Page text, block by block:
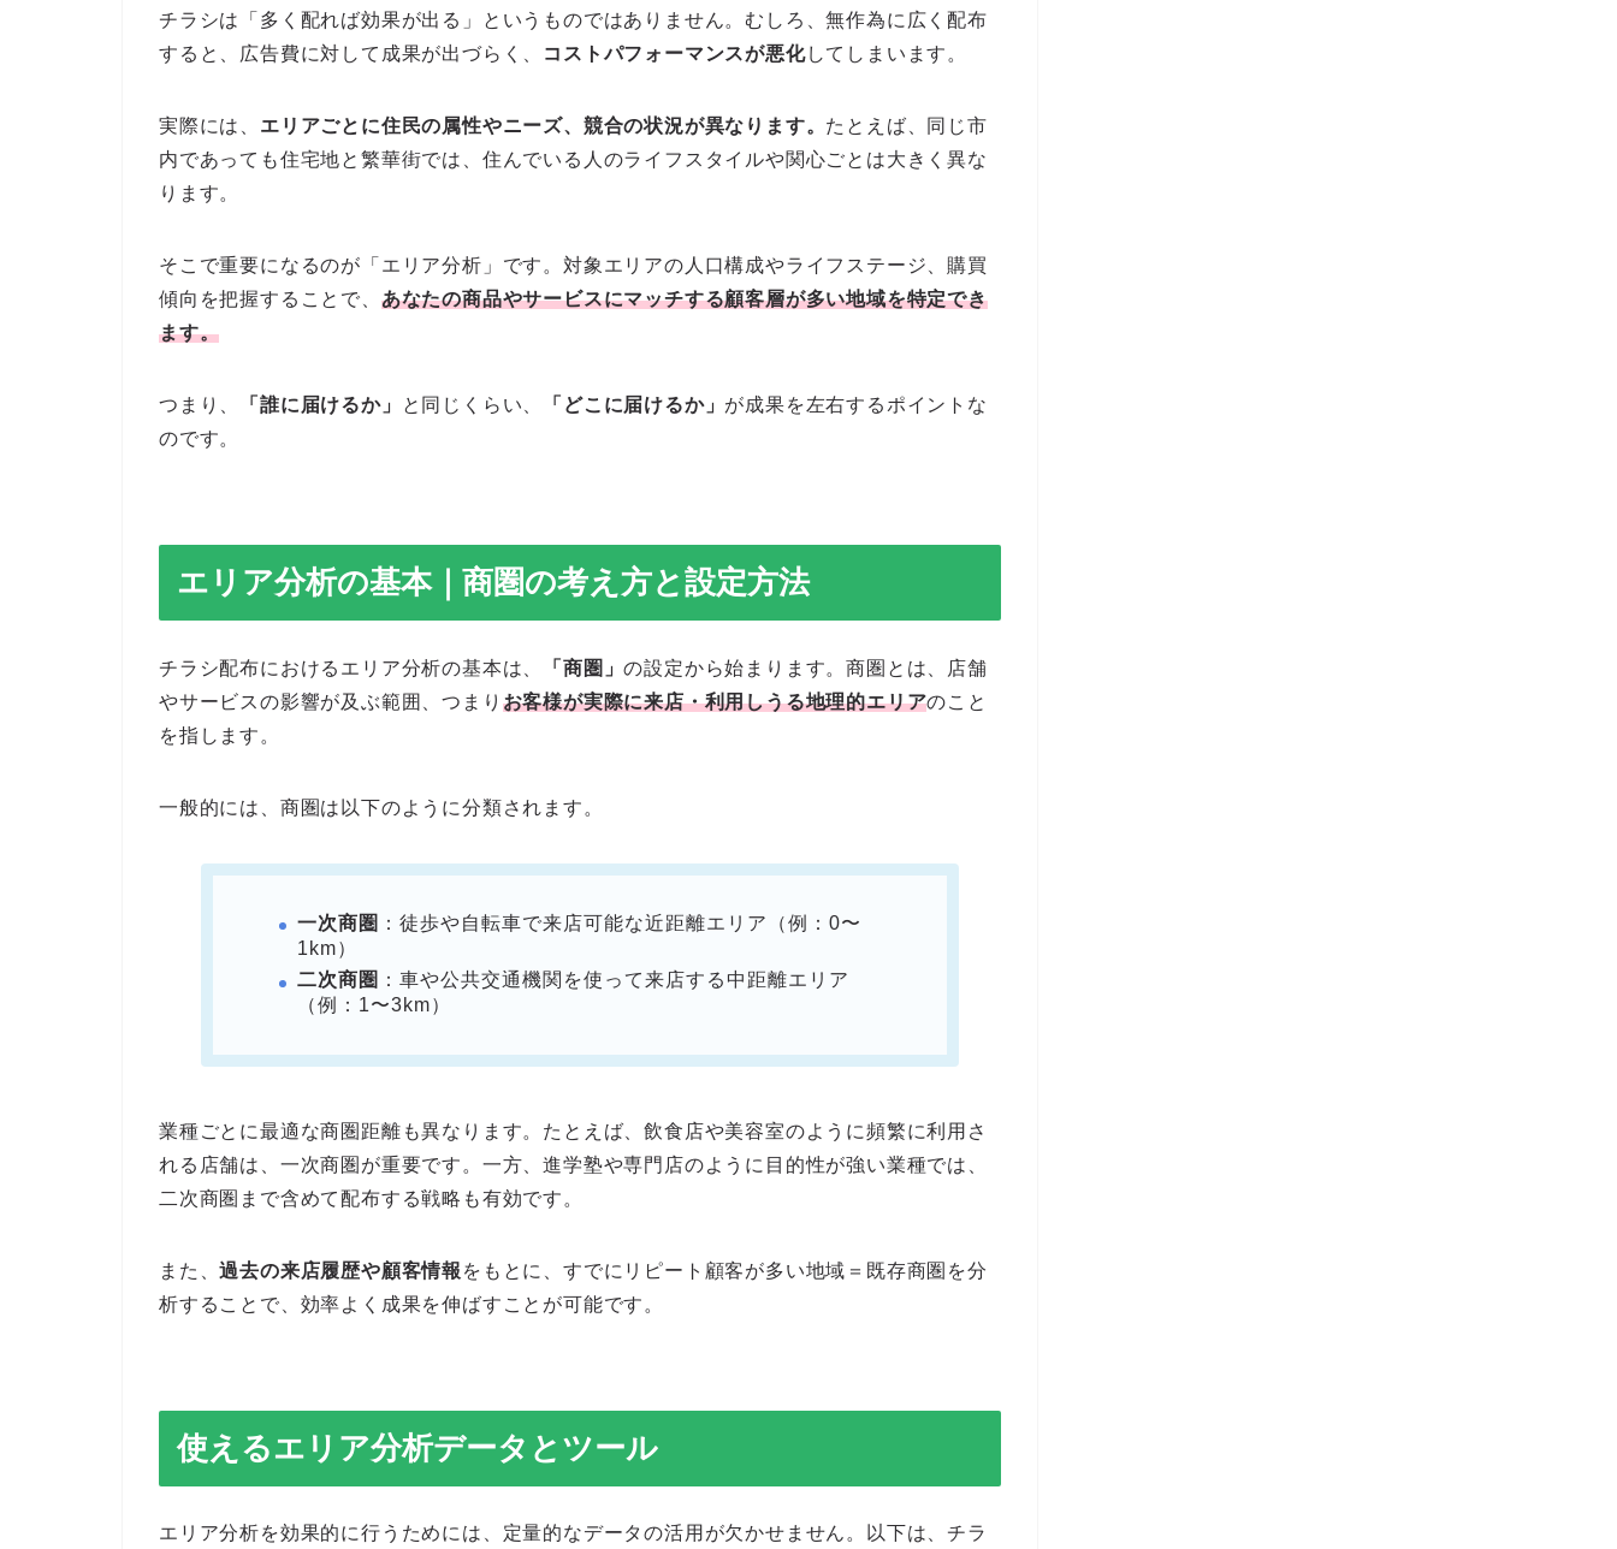
チラシは「多く配れば効果が出る」というものではありません。むしろ、無作為に広く配布
すると、広告費に対して成果が出づらく、
コストパフォーマンスが悪化してしまいます。
実際には、 エリアごとに住民の属性やニーズ、競合の状況が異なります。 たとえば、同じ市
内であっても住宅地と繁華街では、住んでいる人のライフスタイルや関心ごとは大きく異な
ります。
そこで重要になるのが「エリア分析」です。対象エリアの人口構成やライフステージ、購買
傾向を把握することで、 あなたの商品やサービスにマッチする顧客層が多い地域を特定でき
ます。
つまり、 「誰に届けるか」 と同じくらい、 「どこに届けるか」 が成果を左右するポイントな
のです。
エリア分析の基本｜商圏の考え方と設定方法
チラシ配布におけるエリア分析の基本は、 「商圏」の設定から始まります。商圏とは、店舗
やサービスの影響が及ぶ範囲、つまり お客様が実際に来店・利用しうる地理的エリアのこと
を指します。
一般的には、商圏は以下のように分類されます。
一次商圏 ：徒歩や自転車で来店可能な近距離エリア（例：0〜
1km）
二次商圏 ：車や公共交通機関を使って来店する中距離エリア
（例：1〜3km）
業種ごとに最適な商圏距離も異なります。たとえば、飲食店や美容室のように頻繁に利用さ
れる店舗は、一次商圏が重要です。一方、進学塾や専門店のように目的性が強い業種では、
二次商圏まで含めて配布する戦略も有効です。
また、過去の来店履歴や顧客情報 をもとに、すでにリピート顧客が多い地域＝既存商圏を分
析することで、効率よく成果を伸ばすことが可能です。
使えるエリア分析データとツール
エリア分析を効果的に行うためには、定量的なデータの活用が欠かせません。 以下は、チラ